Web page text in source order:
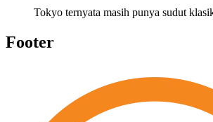
Tokyo ternyata masih punya sudut
Footer